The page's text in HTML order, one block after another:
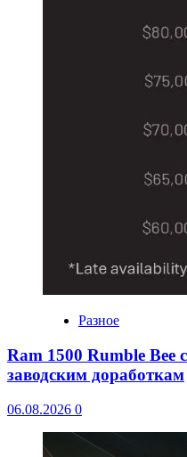
Разное
Ram 1500 Rumble Bee
заводским доработкам
06.08.2026 0